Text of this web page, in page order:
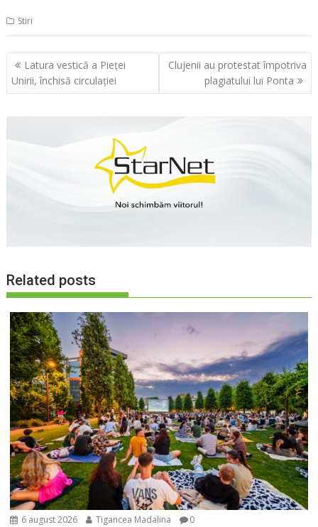
Stiri
Navigare
în
articole
Latura vestică a Pieței
Unirii, închisă circulației
Clujenii au protestat împotriva
plagiatului lui Ponta
Related posts
6 august 2026 Tigancea Madalina 0